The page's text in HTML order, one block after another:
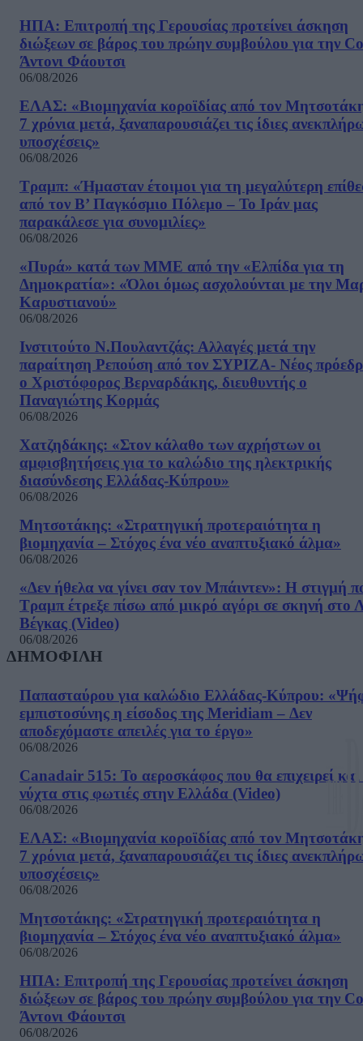
ΗΠΑ: Επιτροπή της Γερουσίας προτείνει άσκηση
διώξεων σε βάρος του πρώην συμβούλου για την
Άντονι Φάουτσι
06/08/2026
ΕΛΑΣ: «Βιομηχανία κοροϊδίας από τον
7 χρόνια μετά, ξαναπαρουσιάζει τις ίδιες
υποσχέσεις»
06/08/2026
Τραμπ: «Ήμασταν έτοιμοι για τη μεγαλύτερη
από τον Β’ Παγκόσμιο Πόλεμο – Το Ιράν μας
παρακάλεσε για συνομιλίες»
06/08/2026
«Πυρά» κατά των ΜΜΕ από την «Ελπίδα για τη
Δημοκρατία»: «Όλοι όμως ασχολούνται με την
Καρυστιανού»
06/08/2026
Ινστιτούτο Ν.Πουλαντζάς: Αλλαγές μετά την
παραίτηση Ρεπούση από τον ΣΥΡΙΖΑ- Νέος
ο Χριστόφορος Βερναρδάκης, διευθυντής ο
Παναγιώτης Κορμάς
06/08/2026
Χατζηδάκης: «Στον κάλαθο των αχρήστων οι
αμφισβητήσεις για το καλώδιο της ηλεκτρικής
διασύνδεσης Ελλάδας-Κύπρου»
06/08/2026
Μητσοτάκης: «Στρατηγική προτεραιότητα η
βιομηχανία – Στόχος ένα νέο αναπτυξιακό άλμα»
06/08/2026
«Δεν ήθελα να γίνει σαν τον Μπάιντεν»: Η στιγμή
Τραμπ έτρεξε πίσω από μικρό αγόρι σε σκηνή στο
Βέγκας (Video)
06/08/2026
ΔΗΜΟΦΙΛΗ
Παπασταύρου για καλώδιο Ελλάδας-Κύπρου:
εμπιστοσύνης η είσοδος της Meridiam – Δεν
αποδεχόμαστε απειλές για το έργο»
06/08/2026
Canadair 515: Το αεροσκάφος που θα επιχειρεί
νύχτα στις φωτιές στην Ελλάδα (Video)
06/08/2026
ΕΛΑΣ: «Βιομηχανία κοροϊδίας από τον
7 χρόνια μετά, ξαναπαρουσιάζει τις ίδιες
υποσχέσεις»
06/08/2026
Μητσοτάκης: «Στρατηγική προτεραιότητα η
βιομηχανία – Στόχος ένα νέο αναπτυξιακό άλμα»
06/08/2026
ΗΠΑ: Επιτροπή της Γερουσίας προτείνει άσκηση
διώξεων σε βάρος του πρώην συμβούλου για την
Άντονι Φάουτσι
06/08/2026